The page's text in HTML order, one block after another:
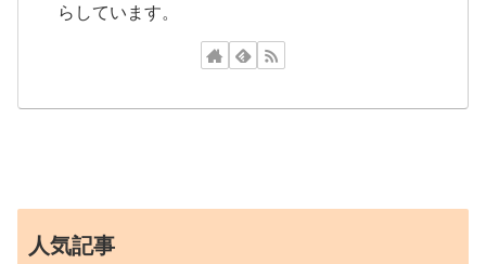
らしています。
人気記事